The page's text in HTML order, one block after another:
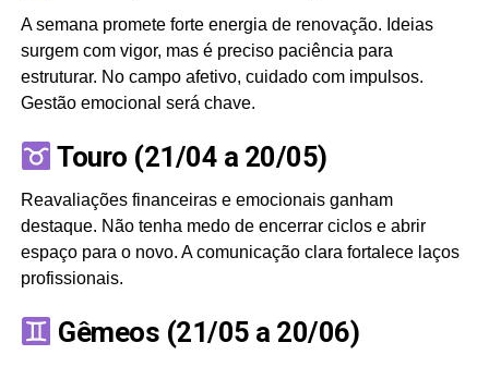
A semana promete forte energia de renovação. Ideias
surgem com vigor, mas é preciso paciência para
estruturar. No campo afetivo, cuidado com impulsos.
Gestão emocional será chave.
Touro (21/04 a 20/05)
Reavaliações financeiras e emocionais ganham
destaque. Não tenha medo de encerrar ciclos e abrir
espaço para o novo. A comunicação clara fortalece laços
profissionais.
Gêmeos (21/05 a 20/06)